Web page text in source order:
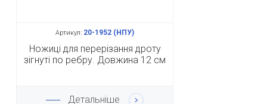
Артикул: 20-1952 (НПУ)
Ножиці для перерізання дроту
зігнуті по ребру. Довжина 12 см
Детальніше